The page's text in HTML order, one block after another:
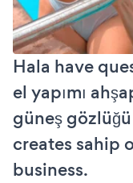
Hala have
el yapımı
güneş
creates sahip
business.